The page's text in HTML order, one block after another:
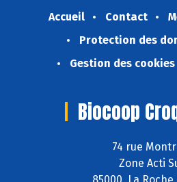
Accueil Contact
Protection des
Gestion des cookies
Biocoop
74 rue
Zone Acti